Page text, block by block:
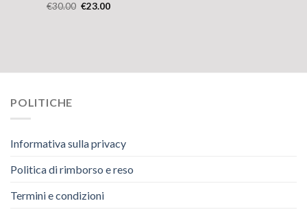
€30.00 €23.00
POLITICHE
Informativa sulla privacy
Politica di rimborso e reso
Termini e condizioni